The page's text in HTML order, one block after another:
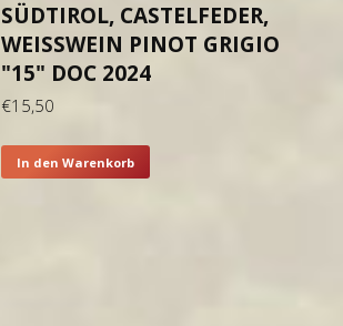
SÜDTIROL, CASTELFEDER,
WEISSWEIN PINOT GRIGIO "
15" DOC 2024
€15,50
In den Warenkorb